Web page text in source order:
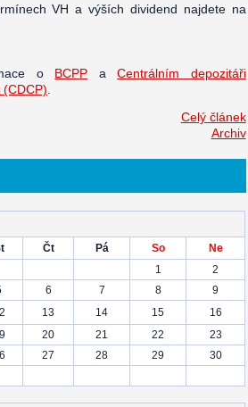
VH a výších dividend najdete na
o BCPP aCentrálním depozitáři
Celý článek
Archiv
Čt Pá So
Ne
1
2
6 7 8
9
13 14 15
16
20 21 22
23
27 28 29
30